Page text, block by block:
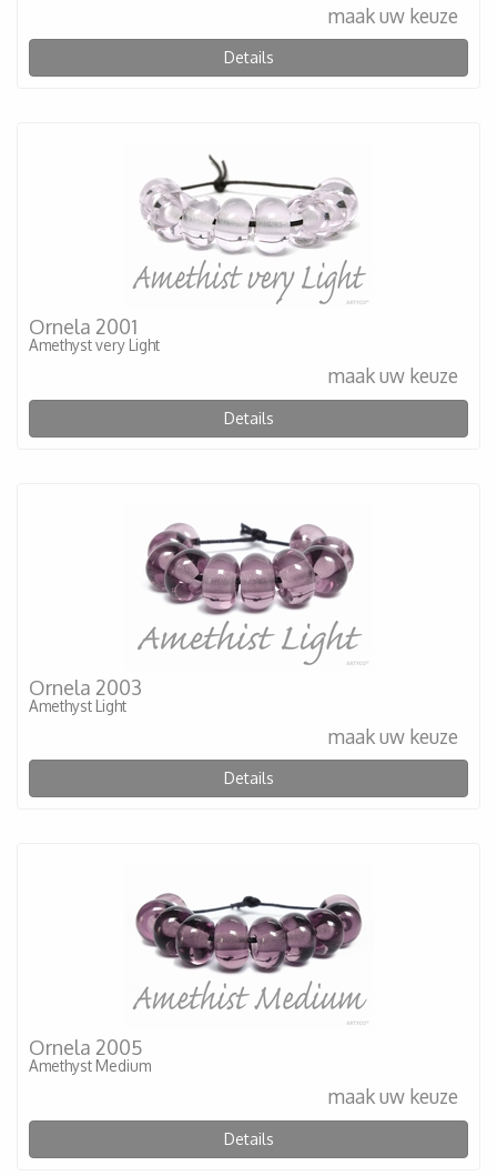
maak uw keuze
Details
Ornela 2001
Amethyst very Light
maak uw keuze
Details
Ornela 2003
Amethyst Light
maak uw keuze
Details
Ornela 2005
Amethyst Medium
maak uw keuze
Details